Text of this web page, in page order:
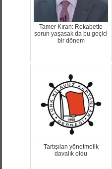
Tamer Kıran: Rekabette
sorun yaşasak da bu geçici
bir dönem
Tartışılan yönetmelik
davalık oldu